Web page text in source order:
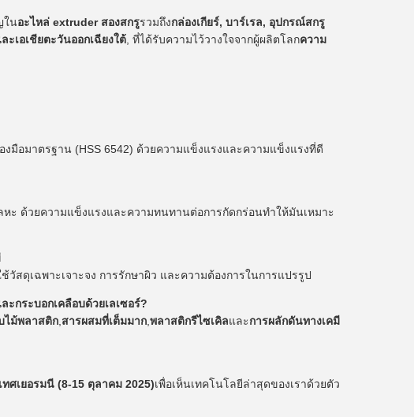
ในอะไหล่ extruder สองสกรูรวมถึงกล่องเกียร์, บาร์เรล, อุปกรณ์สกรู
ะเอเชียตะวันออกเฉียงใต้, ที่ได้รับความไว้วางใจจากผู้ผลิตโลกความ
งมือมาตรฐาน (HSS 6542) ด้วยความแข็งแรงและความแข็งแรงที่ดี
ะ ด้วยความแข็งแรงและความทนทานต่อการกัดกร่อนทําให้มันเหมาะ
วัสดุเฉพาะเจาะจง การรักษาผิว และความต้องการในการแปรรูป
กระบอกเคลือบด้วยเลเซอร์?
ไม้พลาสติก,สารผสมที่เต็มมาก,พลาสติกรีไซเคิลและการผลักดันทางเคมี
ศเยอรมนี (8-15 ตุลาคม 2025)เพื่อเห็นเทคโนโลยีล่าสุดของเราด้วยตัว